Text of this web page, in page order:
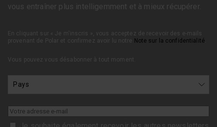
vous entraîner plus intelligemment et à mieux récupérer.
En cliquant sur « Je m'inscris », vous acceptez de recevoir des e-mails
provenant de Polar et confirmez avoir lu notre Note sur la confidentialité
Vous pouvez vous désabonner à tout moment.